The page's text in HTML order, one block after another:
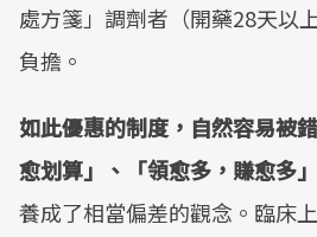
處方箋」調劑者（開藥28天以
負擔。
如此優惠的制度，自然容易被
愈划算」、「領愈多，賺愈多」
養成了相當偏差的觀念。臨床